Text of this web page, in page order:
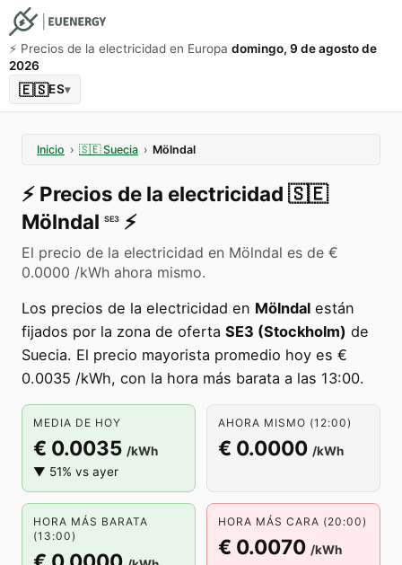
⚡️ Precios de la electricidad en Europa domingo, 9 de agosto de
2026
🇪🇸ES▾
Inicio › 🇸🇪 Suecia › Mölndal
⚡️ Precios de la electricidad 🇸🇪
Mölndal SE3 ⚡️
El precio de la electricidad en Mölndal es de €
0.0000 /kWh ahora mismo.
Los precios de la electricidad en Mölndal están
fijados por la zona de oferta SE3 (Stockholm) de
Suecia. El precio mayorista promedio hoy es €
0.0035 /kWh, con la hora más barata a las 13:00.
MEDIA DE HOY
€ 0.0035 /kWh
▼ 51% vs ayer
AHORA MISMO (12:00)
€ 0.0000 /kWh
HORA MÁS BARATA
(13:00)
HORA MÁS CARA (20:00)
€ 0.0070 /kWh